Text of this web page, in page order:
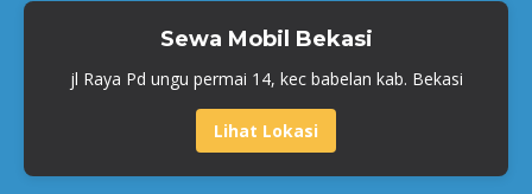
Sewa Mobil Bekasi
jl Raya Pd ungu permai 14, kec babelan kab. Bekasi
Lihat Lokasi